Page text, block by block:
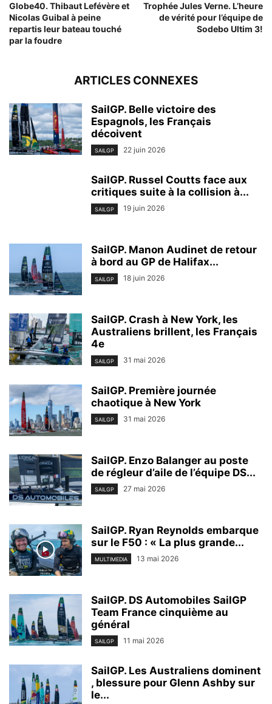
Globe40. Thibaut Lefévère et
Nicolas Guibal à peine
repartis leur bateau touché
par la foudre
Trophée Jules Verne. L’heure
de vérité pour l’équipe de
Sodebo Ultim 3!
ARTICLES CONNEXES
SailGP. Belle victoire des
Espagnols, les Français
décoivent
SAILGP 22 juin 2026
SailGP. Russel Coutts face aux
critiques suite à la collision à...
SAILGP 19 juin 2026
SailGP. Manon Audinet de retour
à bord au GP de Halifax...
SAILGP 18 juin 2026
SailGP. Crash à New York, les
Australiens brillent, les Français
4e
SAILGP 31 mai 2026
SailGP. Première journée
chaotique à New York
SAILGP 31 mai 2026
SailGP. Enzo Balanger au poste
de régleur d’aile de l’équipe DS...
SAILGP 27 mai 2026
SailGP. Ryan Reynolds embarque
sur le F50 : « La plus grande...
MULTIMEDIA 13 mai 2026
SailGP. DS Automobiles SailGP
Team France cinquième au
général
SAILGP 11 mai 2026
SailGP. Les Australiens dominent
, blessure pour Glenn Ashby sur
le...